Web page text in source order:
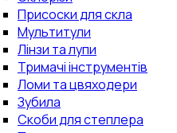
Присоски для скла
Мультитули
Лінзи та лупи
Тримачі інструментів
Ломи та цвяходери
Зубила
Скоби для степлера